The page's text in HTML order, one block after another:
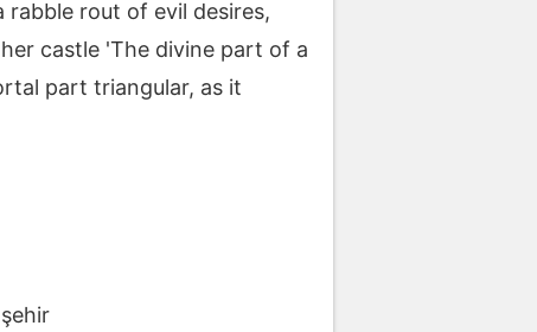
rabble rout of evil desires,
castle 'The divine part of a
part triangular, as it